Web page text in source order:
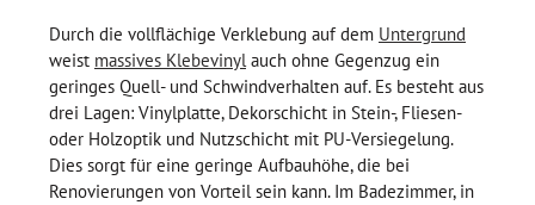
Durch die vollflächige Verklebung auf dem Untergrund
weist massives Klebevinylauch ohne Gegenzug ein
geringes Quell- und Schwindverhalten auf. Es besteht aus
drei Lagen: Vinylplatte, Dekorschicht in Stein-, Fliesen-
oder Holzoptik und Nutzschicht mit PU-Versiegelung.
Dies sorgt für eine geringe Aufbauhöhe, die bei
Renovierungen von Vorteil sein kann. Im Badezimmer, in